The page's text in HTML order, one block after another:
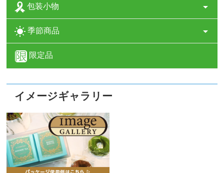
包装小物
季節商品
限定品
イメージギャラリー